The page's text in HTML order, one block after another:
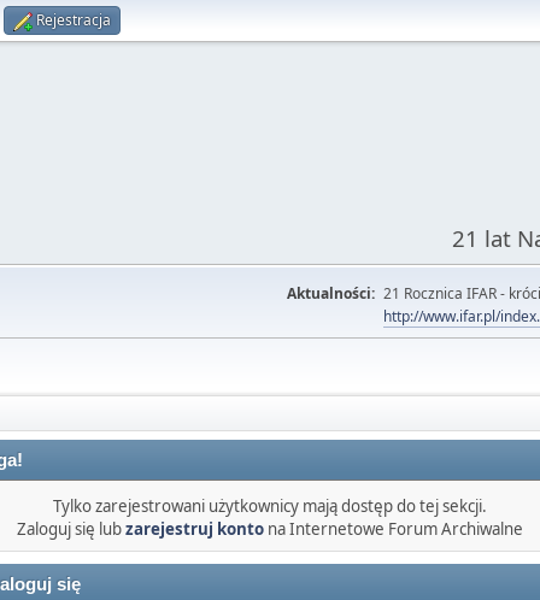
Rejestracja
21 lat
Aktualności: 21 Rocznica IFAR -
http://www.ifar.pl/
Tylko zarejestrowani użytkownicy mają dostęp do tej sekcji.
Zaloguj się lubzarejestruj konto na Internetowe Forum Archiwalne
się